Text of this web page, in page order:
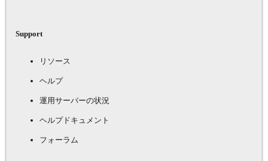
Support
リソース
ヘルプ
運用サーバーの状況
ヘルプドキュメント
フォーラム